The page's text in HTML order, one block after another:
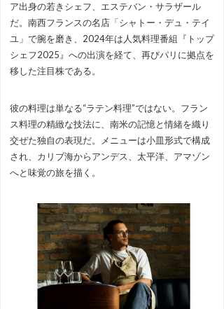
ア出身の若きシェフ、エステバン・サラザール
だ。南西フランスの名店「シャトー・デュ・テイ
ユ」で腕を磨き、2024年は人気料理番組『トップ
シェフ2025』への出演を経て、再びパリに拠点を
移した注目株である。
彼の料理は単なる“ラテン料理”ではない。フラン
ス料理の精緻な技法に、南米の記憶と情緒を織り
交ぜた独自の表現だ。メニューは小皿形式で構成
され、カリブ海からアンデス、太平洋、アマゾン
へと味覚の旅を描く。